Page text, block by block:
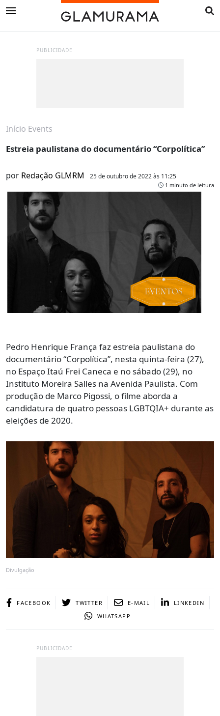
PUBLICIDADE
Início Events
Estreia paulistana do documentário “Corpolítica”
por Redação GLMRM 25 de outubro de 2022 às 11:25
1 minuto de leitura
Pedro Henrique França faz estreia paulistana do
documentário “Corpolítica”, nesta quinta-feira (27),
no Espaço Itaú Frei Caneca e no sábado (29), no
Instituto Moreira Salles na Avenida Paulista. Com
produção de Marco Pigossi, o filme aborda a
candidatura de quatro pessoas LGBTQIA+ durante as
eleições de 2020.
Divulgação
FACEBOOK TWITTER E-MAIL
LINKEDIN
WHATSAPP
PUBLICIDADE